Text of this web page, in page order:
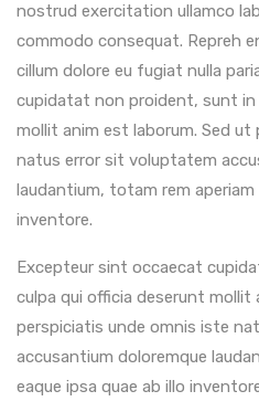
nostrud exercitation ullamco
commodo consequat. Repreh
cillum dolore eu fugiat nulla
cupidatat non proident, sunt in
mollit anim est laborum. Sed
natus error sit voluptatem
laudantium, totam rem aperiam
inventore.
Excepteur sint occaecat
culpa qui officia deserunt mollit
perspiciatis unde omnis iste
accusantium doloremque
eaque ipsa quae ab illo